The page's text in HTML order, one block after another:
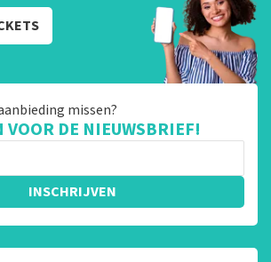
missen?
VOOR DE NIEUWSBRIEF!
INSCHRIJVEN